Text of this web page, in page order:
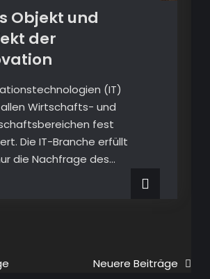
Objekt und
der
(IT)
Wirtschafts- und
fest
Die IT-Branche erfüllt
die Nachfrage des…
Neuere Beiträge